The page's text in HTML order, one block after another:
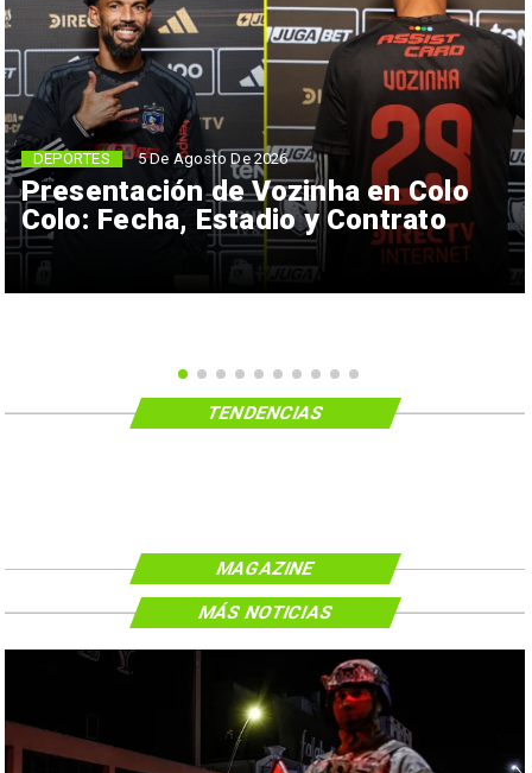
Presentación de Vozinha en Colo
Colo: Fecha, Estadio y Contrato
DEPORTES 5 De Agosto De 2026
TENDENCIAS
MAGAZINE
MÁS NOTICIAS